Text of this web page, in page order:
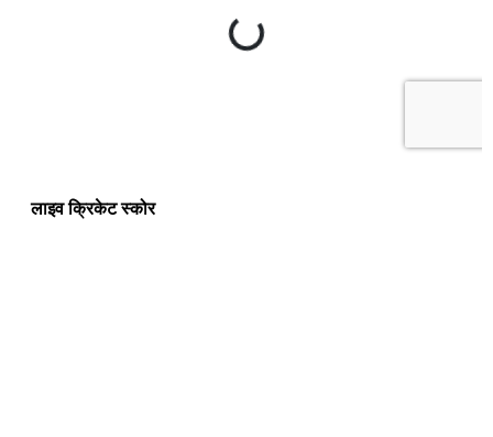
लाइव क्रिकेट स्कोर